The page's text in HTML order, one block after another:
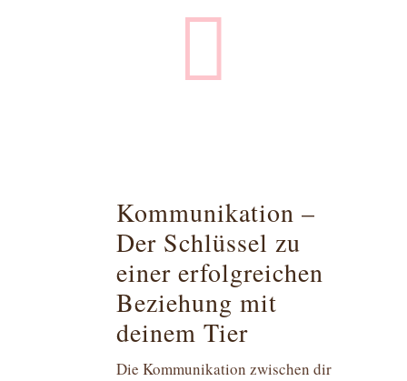

Kommunikation –
Der Schlüssel zu
einer erfolgreichen
Beziehung mit
deinem Tier
Die Kommunikation zwischen dir